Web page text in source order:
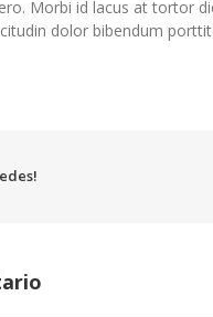
Morbi id lacus at tortor
dolor bibendum